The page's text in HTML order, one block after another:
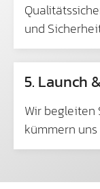
und
5. Launch
Wir begleiten
kümmern